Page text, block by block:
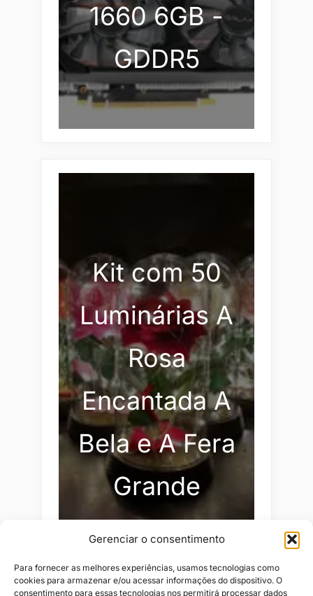
Gerenciar o consentimento
Para fornecer as melhores experiências, usamos tecnologias como
cookies para armazenar e/ou acessar informações do dispositivo. O
consentimento para essas tecnologias nos permitirá processar dados
1660 6GB -
GDDR5
Kit com 50
Luminárias A
Rosa
Encantada A
Bela e A Fera
Grande